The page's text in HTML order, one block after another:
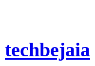
techbejaia